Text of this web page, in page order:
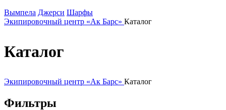
Вымпела Джерси Шарфы
Экипировочный центр «Ак Барс» Каталог
Каталог
Экипировочный центр «Ак Барс» Каталог
Фильтры